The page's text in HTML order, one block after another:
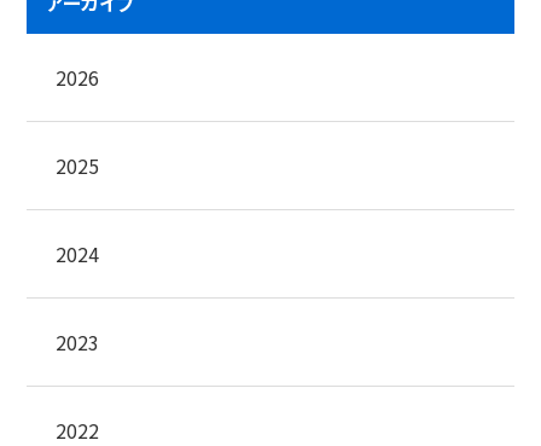
2026
2025
2024
2023
2022